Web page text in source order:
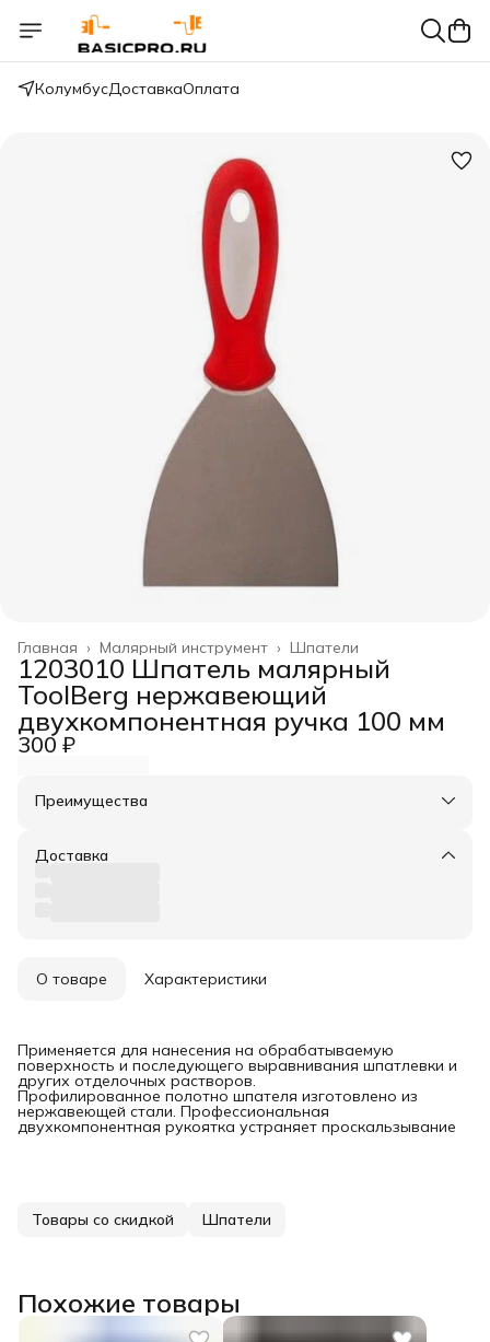
КолумбусДоставкаОплата
Шпатели
Малярный инструмент ›
Главная ›
1203010 Шпатель малярный
ToolBerg нержавеющий
двухкомпонентная ручка 100 мм
300 ₽
Преимущества
Оплата частями в Сплит
Удобный возврат
Доставка
О товаре Характеристики
Применяется для нанесения на обрабатываемую
поверхность и последующего выравнивания шпатлевки и
других отделочных растворов.
Профилированное полотно шпателя изготовлено из
нержавеющей стали. Профессиональная
двухкомпонентная рукоятка устраняет проскальзывание
Товары со скидкой Шпатели
Похожие товары